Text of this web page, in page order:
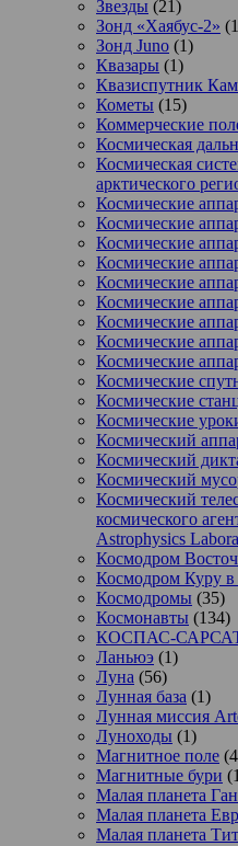
Звезды (21)
Зонд «Хаябус-2»
Зонд Juno (1)
Квазары (1)
Квазиспутник
Кометы (15)
Коммерческие
Космическая
Космическая
арктического
Космические
Космические
Космические
Космические
Космические
Космические
Космические
Космические
Космические
Космические
Космические
Космические
Космический
Космический
Космический
Космический
космического
Astrophysics
Космодром
Космодром Куру
Космодромы (35)
Космонавты (134)
КОСПАС-
Ланьюэ (1)
Луна (56)
Лунная база (1)
Лунная миссия
Луноходы (1)
Магнитное поле
Магнитные бури
Малая планета
Малая планета
Малая планета